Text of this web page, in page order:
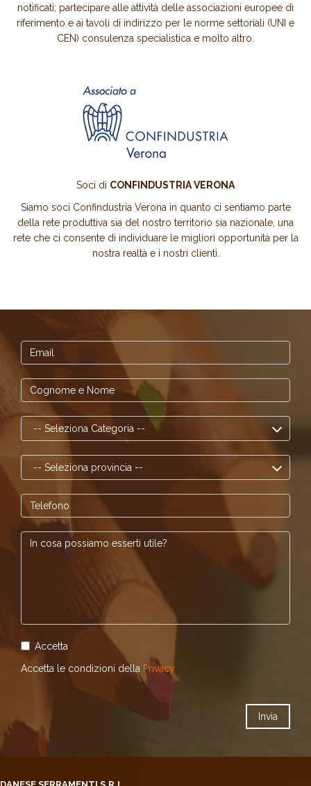
notificati; partecipare alle attività delle associazioni europee di
riferimento e ai tavoli di indirizzo per le norme settoriali (UNI e
CEN) consulenza specialistica e molto altro.
Soci di CONFINDUSTRIA VERONA
Siamo soci Confindustria Verona in quanto ci sentiamo parte
della rete produttiva sia del nostro territorio sia nazionale, una
rete che ci consente di individuare le migliori opportunità per la
nostra realtà e i nostri clienti.
Accetta
Accetta le condizioni della Privacy